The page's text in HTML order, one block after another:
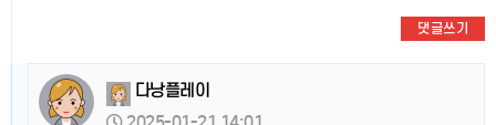
댓글쓰기
다낭플레이